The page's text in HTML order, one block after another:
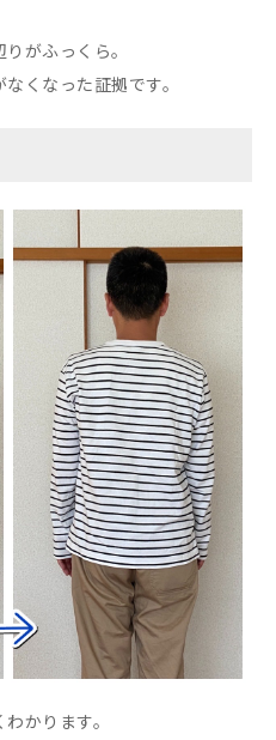
がふっくら。
くなった証拠です。
かります。